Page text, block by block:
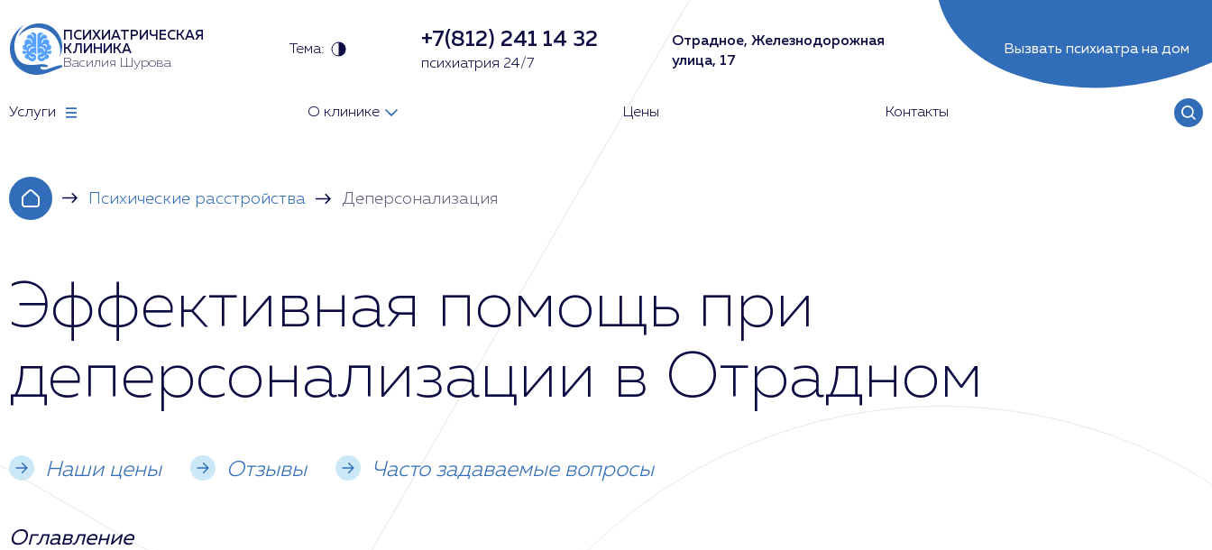
ПСИХИАТРИЧЕСКАЯ
КЛИНИКА
Василия Шурова
Тема: +7(812) 241 14 32
психиатрия 24/7
Отрадное, Железнодорожная
улица, 17
Вызвать психиатра на дом
Услуги О клинике Цены Контакты
Психические расстройства Деперсонализация
Эффективная помощь при
деперсонализации в Отрадном
Наши цены Отзывы Часто задаваемые вопросы
Оглавление